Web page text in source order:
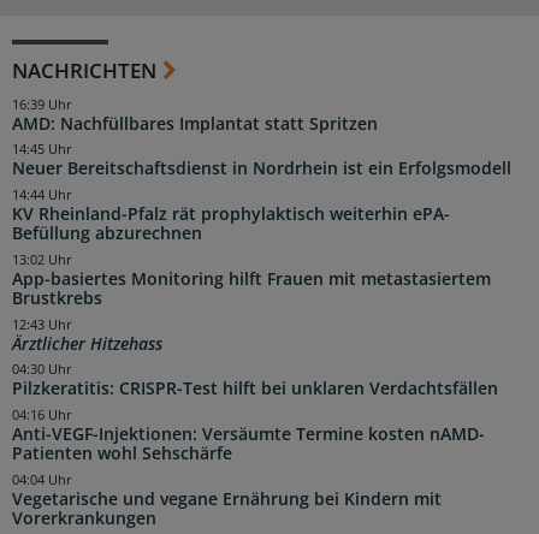
NACHRICHTEN
AMD: Nachfüllbares Implantat statt Spritzen
16:39 Uhr
Neuer Bereitschaftsdienst in Nordrhein ist ein Erfolgsmodell
14:45 Uhr
KV Rheinland-Pfalz rät prophylaktisch weiterhin ePA-
Befüllung abzurechnen
14:44 Uhr
App-basiertes Monitoring hilft Frauen mit metastasiertem
Brustkrebs
13:02 Uhr
Ärztlicher Hitzehass
12:43 Uhr
Pilzkeratitis: CRISPR-Test hilft bei unklaren Verdachtsfällen
04:30 Uhr
Anti-VEGF-Injektionen: Versäumte Termine kosten nAMD-
Patienten wohl Sehschärfe
04:16 Uhr
Vegetarische und vegane Ernährung bei Kindern mit
Vorerkrankungen
04:04 Uhr